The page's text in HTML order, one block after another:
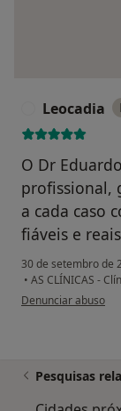
Leocadia
O Dr
profissional,
a cada caso
fiáveis e
30 de setembro de
• AS CLÍNICAS -
na opinião do
Denunciar abuso
Pesquisas